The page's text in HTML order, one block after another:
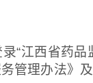
江西省药品
管理办法》